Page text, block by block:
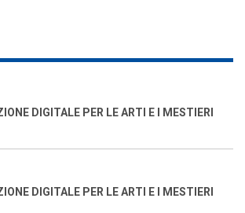
DIGITALE PER LE ARTI E I MESTIERI
DIGITALE PER LE ARTI E I MESTIERI